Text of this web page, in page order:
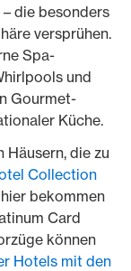
die besonders
versprühen.
Spa-
und
Gourmet-
Küche.
die zu
Collection
bekommen
Card
können
Hotels mit den